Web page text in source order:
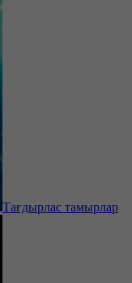
Тағдырлас тамырлар